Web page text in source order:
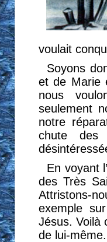
voulait
Soyons
et de Marie
nous
seulement
notre
chute
En voyant
des Très
Attristons-
exemple
Jésus. Voilà
de lui-même.